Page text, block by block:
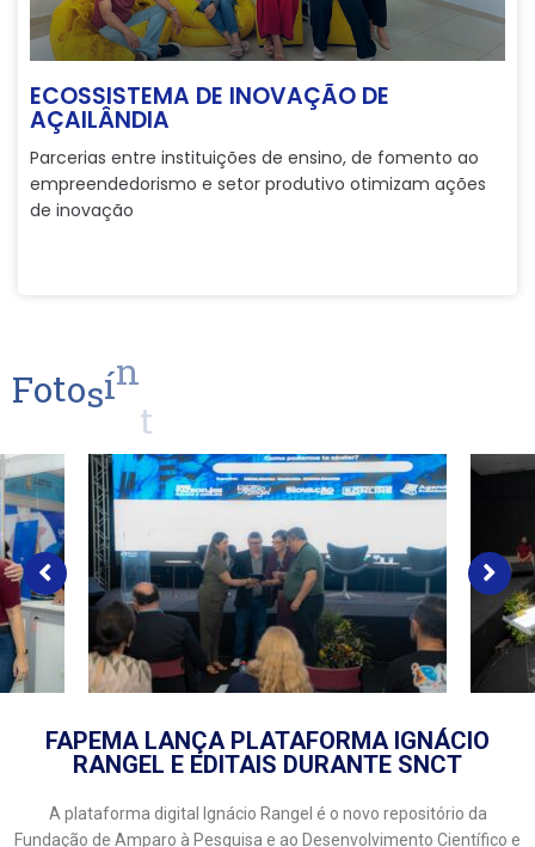
ECOSSISTEMA DE INOVAÇÃO DE
AÇAILÂNDIA
Parcerias entre instituições de ensino, de fomento ao
empreendedorismo e setor produtivo otimizam ações
de inovação
Fotosín
FAPEMA LANÇA PLATAFORMA IGNÁCIO
RANGEL E EDITAIS DURANTE SNCT
A plataforma digital Ignácio Rangel é o novo repositório da
Fundação de Amparo à Pesquisa e ao Desenvolvimento Científico e